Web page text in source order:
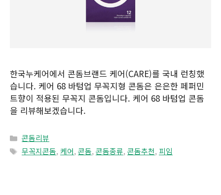
한국누케어에서 콘돔브랜드 케어(CARE)를 국내 런칭했
습니다. 케어 68 바텀업 무꼭지형 콘돔은 은은한 페퍼민
트향이 적용된 무꼭지 콘돔입니다. 케어 68 바텀업 콘돔
을 리뷰해보겠습니다.
Categories
콘돔리뷰
Tags
무꼭지콘돔, 케어, 콘돔, 콘돔종류, 콘돔추천, 피임